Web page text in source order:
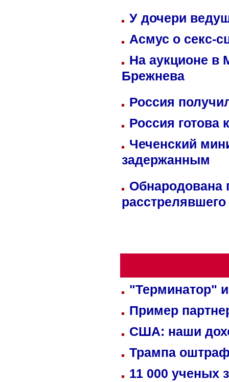
У дочери
Асмус о секс-
На аукционе в
Брежнева
Россия
Россия готова
Чеченский
задержанным
Обнародована
"Терминатор"
Пример
США: наши
Трампа
11 000 ученых